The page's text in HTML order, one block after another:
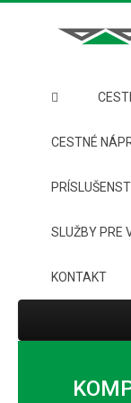
CESTNÉ
SLUŽBY PRE
KONTAKT
CESTNÉ